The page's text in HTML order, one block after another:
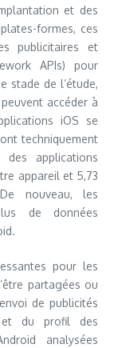
et des
formes, ces
publicitaires et
APIs) pour
stade de l’étude,
accéder à
iOS se
techniquement
applications
appareil et 5,73
nouveau, les
de données
pour les
partagées ou
de publicités
et du profil des
analysées